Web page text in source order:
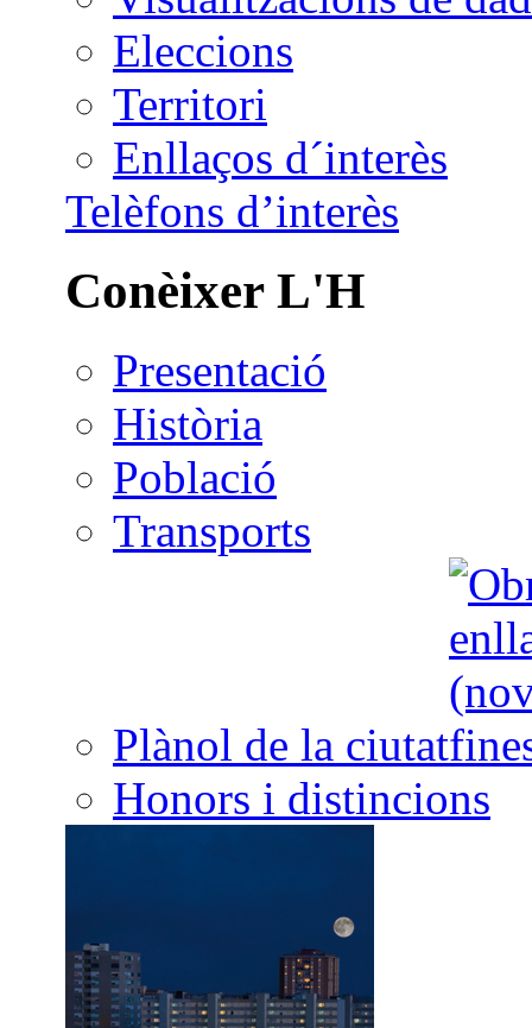
Eleccions
Territori
Enllaços d´interès
Telèfons d’interès
Conèixer L'H
Presentació
Història
Població
Transports
Plànol de la ciutat
Honors i distincions